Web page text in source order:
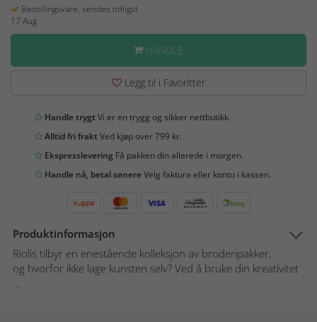
Bestillingsvare, sendes tidligst
17 Aug
HANDLE
Legg til i Favoritter
Handle trygtVi er en trygg og sikker nettbutikk.
Alltid fri fraktVed kjøp over 799 kr.
Ekspresslevering Få pakken din allerede i morgen.
Handle nå, betal senereVelg faktura eller konto i kassen.
Produktinformasjon
Riolis tilbyr en enestående kolleksjon av broderipakker,
og hvorfor ikke lage kunsten selv? Ved å bruke din kreativitet